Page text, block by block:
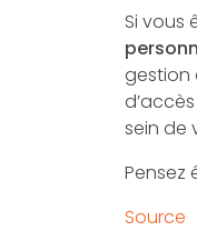
Si vous
gestion
sein de
Pensez
Source